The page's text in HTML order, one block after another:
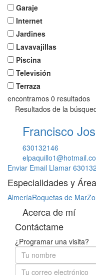
Garaje
Internet
Jardines
Lavavajillas
Piscina
Televisión
Terraza
encontramos 0 resultados
Resultados de la
Francisco
630132146
Enviar Email Llamar
Especialidades y
AlmeríaRoquetas de Mar
Acerca de mí
Contáctame
¿Programar una visita?